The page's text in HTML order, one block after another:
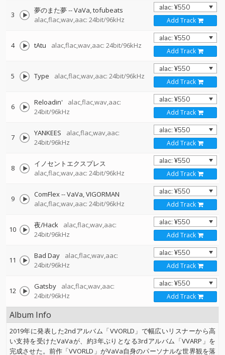
3 夢のまた夢--VaVa tofubeats
alac,flac,wav,aac: 24bit/96kHz
Add Track
4 tAtu alac,flac,wav,aac: 24bit/96kHz
Add Track
5 Type alac,flac,wav,aac: 24bit/96kHz
Add Track
6 Reloadin'
alac,flac,wav,aac:
24bit/96kHz
Add Track
7 YANKEES
alac,flac,wav,aac:
24bit/96kHz
Add Track
8
イノセントエクスプレス
alac,flac,wav,aac: 24bit/96kHz
Add Track
9 ComFlex--VaVa VIGORMAN
alac,flac,wav,aac: 24bit/96kHz
Add Track
10 夜/Hack
alac,flac,wav,aac:
24bit/96kHz
Add Track
11 Bad Day
alac,flac,wav,aac:
24bit/96kHz
Add Track
12 Gatsby
alac,flac,wav,aac:
24bit/96kHz
Add Track
Album Info
2019年に発表した2ndアルバム「VVORLD」で幅広いリスナーから高
い支持を受けたVaVaが、約3年ぶりとなる3rdアルバム「VVARP」を
完成させた。前作「VVORLD」がVaVa自身のパーソナルな世界観を落